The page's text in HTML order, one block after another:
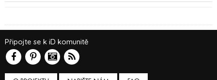
Připojte se k iD komunitě